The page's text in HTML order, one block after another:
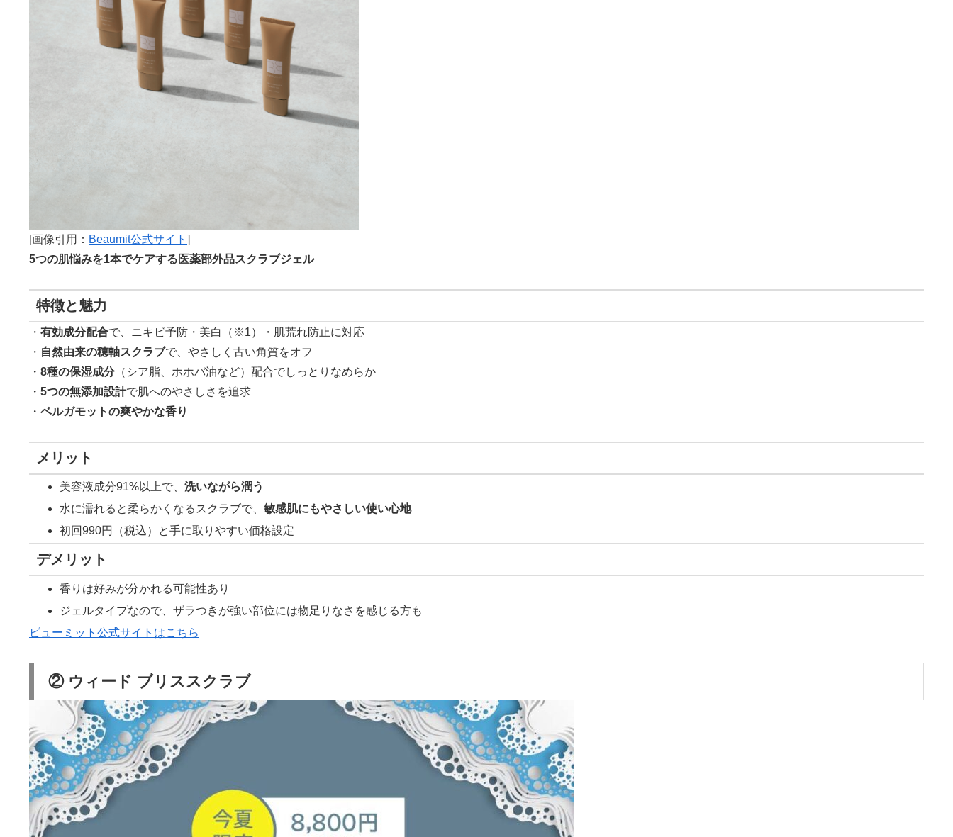
[画像引用： Beaumit公式サイト ]
5つの肌悩みを1本でケアする医薬部外品スクラブジェル
特徴と魅力
・ 有効成分配合で、ニキビ予防・美白（※1）・肌荒れ防止に対応
・ 自然由来の穂軸スクラブで、やさしく古い角質をオフ
・ 8種の保湿成分（シア脂、ホホバ油など）配合でしっとりなめらか
・ 5つの無添加設計で肌へのやさしさを追求
・ ベルガモットの爽やかな香り
メリット
美容液成分91%以上で、洗いながら潤う
水に濡れると柔らかくなるスクラブで、敏感肌にもやさしい使い心地
初回990円（税込）と手に取りやすい価格設定
デメリット
香りは好みが分かれる可能性あり
ジェルタイプなので、ザラつきが強い部位には物足りなさを感じる方も
ビューミット公式サイトはこちら
② ウィード ブリススクラブ